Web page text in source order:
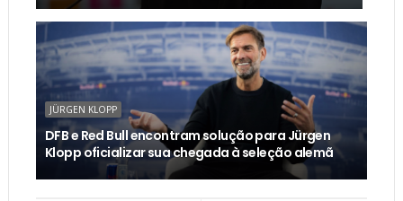
JÜRGEN KLOPP
DFB e Red Bull encontram solução para Jürgen
Klopp oficializar sua chegada à seleção alemã